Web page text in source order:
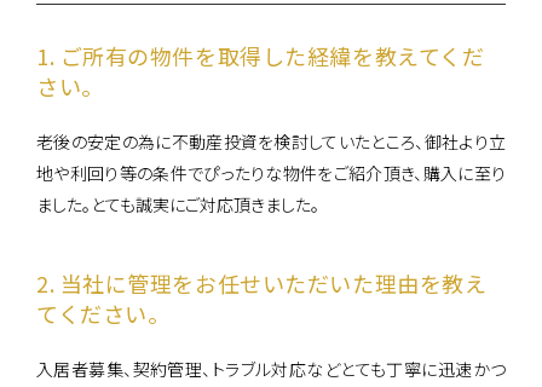
営業時間：10:00〜18:00
（定休日：毎週水曜日、第1・3火曜日 ）
1. ご所有の物件を取得した経緯を教えてくだ
さい。
老後の安定の為に不動産投資を検討していたところ、御社より立
地や利回り等の条件でぴったりな物件をご紹介頂き、購入に至り
ました。とても誠実にご対応頂きました。
2. 当社に管理をお任せいただいた理由を教え
てください。
入居者募集、契約管理、トラブル対応などとても丁寧に迅速かつ